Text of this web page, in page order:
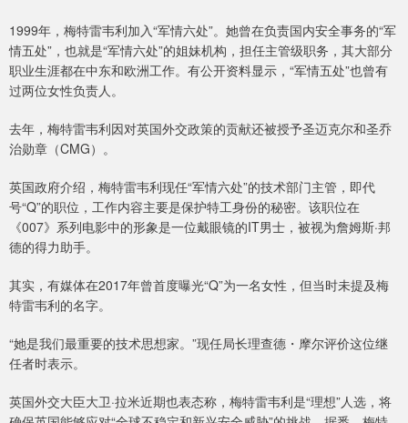
1999年，梅特雷韦利加入“军情六处”。她曾在负责国内安全事务的“军
情五处”，也就是“军情六处”的姐妹机构，担任主管级职务，其大部分
职业生涯都在中东和欧洲工作。有公开资料显示，“军情五处”也曾有
过两位女性负责人。
去年，梅特雷韦利因对英国外交政策的贡献还被授予圣迈克尔和圣乔
治勋章（CMG）。
英国政府介绍，梅特雷韦利现任“军情六处”的技术部门主管，即代
号“Q”的职位，工作内容主要是保护特工身份的秘密。该职位在
《007》系列电影中的形象是一位戴眼镜的IT男士，被视为詹姆斯·邦
德的得力助手。
其实，有媒体在2017年曾首度曝光“Q”为一名女性，但当时未提及梅
特雷韦利的名字。
“她是我们最重要的技术思想家。”现任局长理查德・摩尔评价这位继
任者时表示。
英国外交大臣大卫·拉米近期也表态称，梅特雷韦利是“理想”人选，将